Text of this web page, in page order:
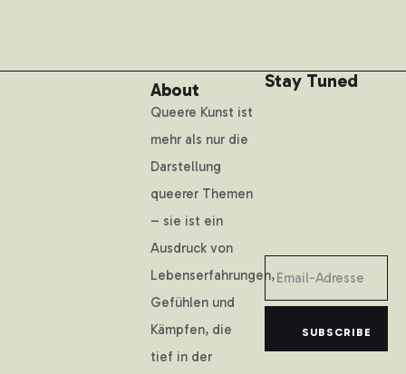
About
Queere Kunst ist
mehr als nur die
Darstellung
queerer Themen
– sie ist ein
Ausdruck von
Lebenserfahrungen,
Gefühlen und
Kämpfen, die
tief in der
Stay Tuned
SUBSCRIBE